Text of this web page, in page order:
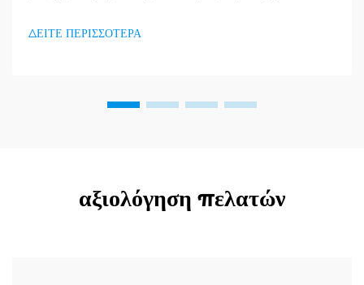
διανομείς το έχουν ήδη κατανοήσει...
ΔΕΙΤΕ ΠΕΡΙΣΣΟΤΕΡΑ
αξιολόγηση πελατών